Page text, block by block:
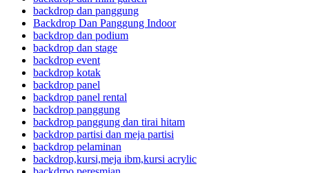
backdrop dan panggung
Backdrop Dan Panggung Indoor
backdrop dan podium
backdrop dan stage
backdrop event
backdrop kotak
backdrop panel
backdrop panel rental
backdrop panggung
backdrop panggung dan tirai hitam
backdrop partisi dan meja partisi
backdrop pelaminan
backdrop,kursi,meja ibm,kursi acrylic